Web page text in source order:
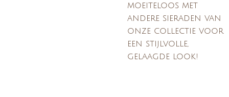
moeiteloos met
andere sieraden van
onze collectie voor
een stijlvolle,
gelaagde look!